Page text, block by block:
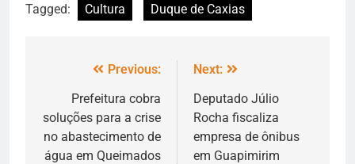
Tagged: Cultura Duque de Caxias
Previous:
Prefeitura cobra
soluções para a crise
no abastecimento de
água em Queimados
Next:
Deputado Júlio
Rocha fiscaliza
empresa de ônibus
em Guapimirim